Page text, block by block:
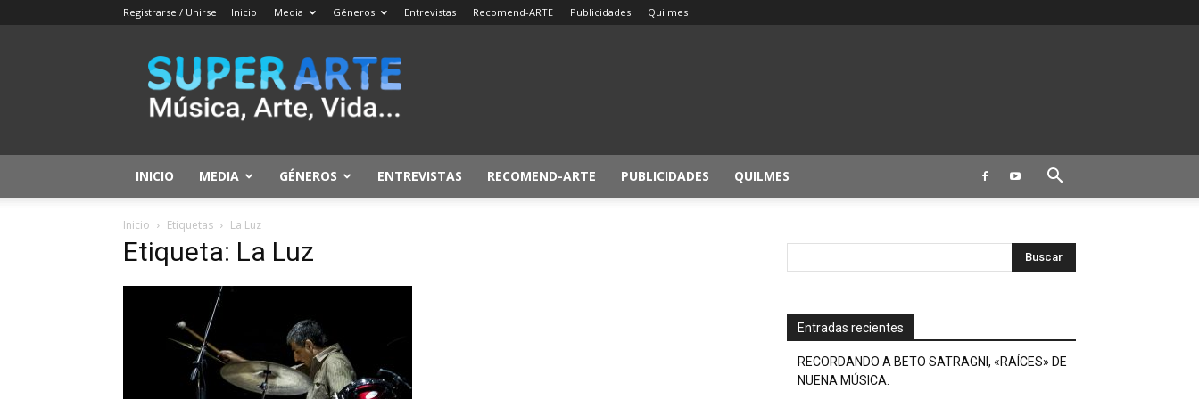
Registrarse / Unirse Inicio Media Géneros Entrevistas Recomend-ARTE Publicidades Quilmes
SuperArte
INICIO MEDIA GÉNEROS ENTREVISTAS RECOMEND-ARTE PUBLICIDADES QUILMES
Inicio Etiquetas La Luz
Etiqueta: La Luz
Entradas recientes
RECORDANDO A BETO SATRAGNI, «RAÍCES» DE
NUENA MÚSICA.